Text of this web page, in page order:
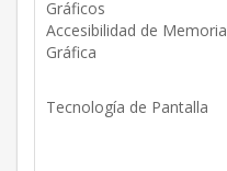
Gráficos
Accesibilidad de Memoria
Gráfica
Tecnología de Pantalla